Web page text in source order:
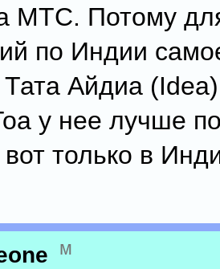
МТС. Потому
по Индии
Айдиа
у нее лучше
только в
м